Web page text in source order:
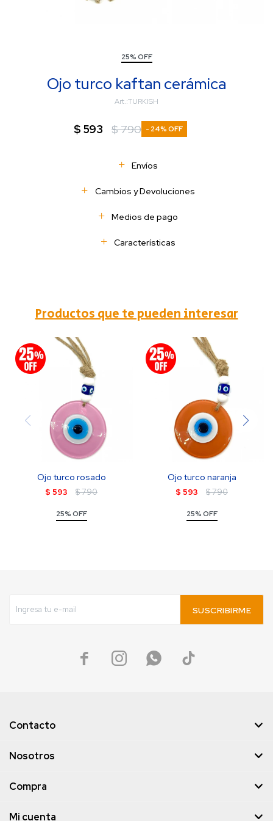
25% OFF
Ojo turco kaftan cerámica
TURKISH
$ 593 $790 24
Envíos
Cambios y Devoluciones
Medios de pago
Características
Productos que te pueden interesar
Ojo turco rosado
$ 593 $790
25% OFF
Ojo turco naranja
$ 593 $790
25% OFF
SUSCRIBIRME
   
Contacto
Nosotros
Compra
Mi cuenta